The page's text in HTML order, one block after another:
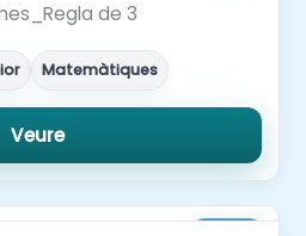
de 3
Matemàtiques
Veure